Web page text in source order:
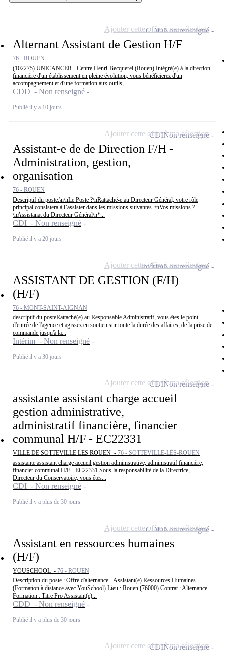
Alternant Assistant de Gestion H/F
76 - ROUEN
(102275) UNICANCER - Centre Henri-Becquerel (Rouen) Intégré(e) à la direction
financière d'un établissement en pleine évolution, vous bénéficierez d'un
accompagnement et d'une formation aux outils,...
CDD - Non renseigné
Publié il y a 10 jours
CDDNon renseigné
Ajouter cette offre à ma sélection
Assistant-e de de Direction F/H -
Administration, gestion,
organisation
76 - ROUEN
Descriptif du poste:\n\nLe Poste ?\nRattaché-e au Directeur Général, votre rôle
principal consistera à l’assister dans les missions suivantes :\nVos missions ?
\nAssistanat du Directeur Général\n*...
CDI - Non renseigné
Publié il y a 20 jours
CDINon renseigné
Ajouter cette offre à ma sélection
ASSISTANT DE GESTION (F/H)
(H/F)
76 - MONT-SAINT-AIGNAN
descriptif du posteRattaché(e) au Responsable Administratif, vous êtes le point
d'entrée de l'agence et agissez en soutien sur toute la durée des affaires, de la prise de
commande jusqu'à la...
Intérim - Non renseigné
Publié il y a 30 jours
IntérimNon renseigné
Ajouter cette offre à ma sélection
assistante assistant charge accueil
gestion administrative,
administratif financière, financier
communal H/F - EC22331
VILLE DE SOTTEVILLE LES ROUEN - 76 - SOTTEVILLE-LÈS-ROUEN
assistante assistant charge accueil gestion administrative, administratif financière,
financier communal H/F - EC22331 Sous la responsabilité de la Directrice,
Directeur du Conservatoire, vous êtes...
CDI - Non renseigné
Publié il y a plus de 30 jours
CDINon renseigné
Ajouter cette offre à ma sélection
Assistant en ressources humaines
(H/F)
YOUSCHOOL - 76 - ROUEN
Description du poste : Offre d'alternance - Assistant(e) Ressources Humaines
(Formation à distance avec YouSchool) Lieu : Rouen (76000) Contrat : Alternance
Formation : Titre Pro Assistant(e)...
CDD - Non renseigné
Publié il y a plus de 30 jours
CDDNon renseigné
Ajouter cette offre à ma sélection
CDINon renseigné
Ajouter cette offre à ma sélection